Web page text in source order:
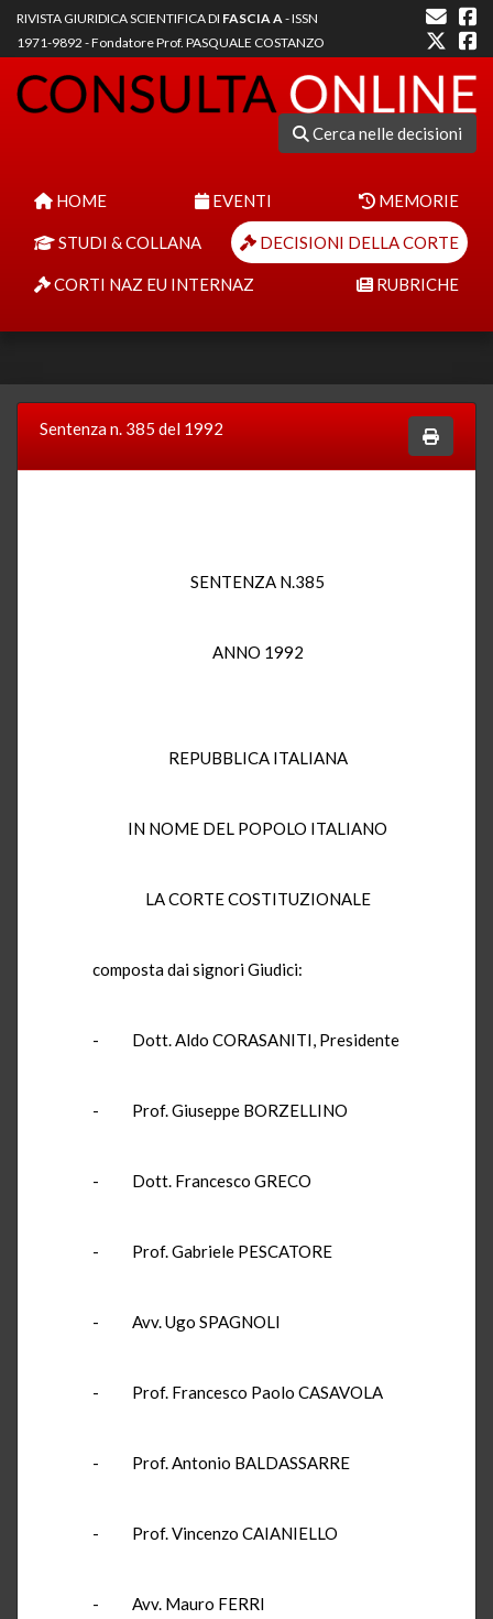
RIVISTA GIURIDICA SCIENTIFICA DI FASCIA A- ISSN
1971-9892 - Fondatore Prof. PASQUALE COSTANZO
Cerca nelle decisioni
HOME EVENTI MEMORIE
STUDI & COLLANA DECISIONI DELLA CORTE
CORTI NAZ EU INTERNAZ RUBRICHE
Sentenza n. 385 del 1992
SENTENZA N.385
ANNO 1992
REPUBBLICA ITALIANA
IN NOME DEL POPOLO ITALIANO
LA CORTE COSTITUZIONALE
composta dai signori Giudici:
- Dott. Aldo CORASANITI, Presidente
- Prof. Giuseppe BORZELLINO
- Dott. Francesco GRECO
- Prof. Gabriele PESCATORE
- Avv. Ugo SPAGNOLI
- Prof. Francesco Paolo CASAVOLA
- Prof. Antonio BALDASSARRE
- Prof. Vincenzo CAIANIELLO
- Avv. Mauro FERRI